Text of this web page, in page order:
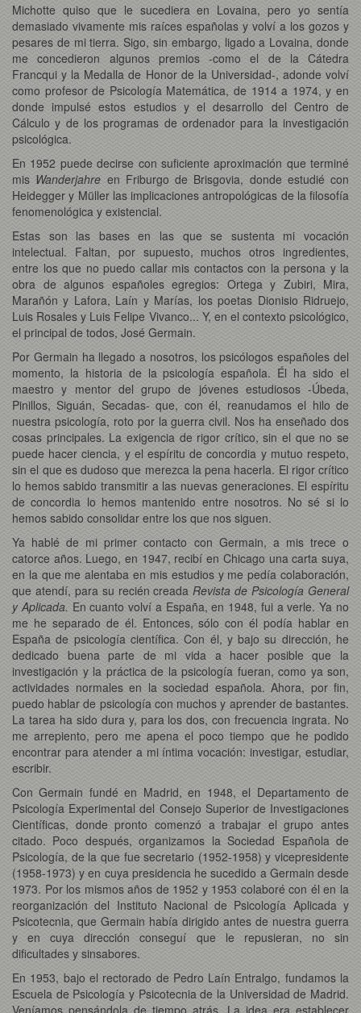
Michotte quiso que le sucediera en Lovaina, pero yo sentía
demasiado vivamente mis raíces españolas y volví a los gozos y
pesares de mi tierra. Sigo, sin embargo, ligado a Lovaina, donde
me concedieron algunos premios -como el de la Cátedra
Francqui y la Medalla de Honor de la Universidad-, adonde volví
como profesor de Psicología Matemática, de 1914 a 1974, y en
donde impulsé estos estudios y el desarrollo del Centro de
Cálculo y de los programas de ordenador para la investigación
psicológica.
En 1952 puede decirse con suficiente aproximación que terminé
mis Wanderjahre en Friburgo de Brisgovia, donde estudié con
Heidegger y Müller las implicaciones antropológicas de la filosofía
fenomenológica y existencial.
Estas son las bases en las que se sustenta mi vocación
intelectual. Faltan, por supuesto, muchos otros ingredientes,
entre los que no puedo callar mis contactos con la persona y la
obra de algunos españoles egregios: Ortega y Zubiri, Mira,
Marañón y Lafora, Laín y Marías, los poetas Dionisio Ridruejo,
Luis Rosales y Luis Felipe Vivanco... Y, en el contexto psicológico,
el principal de todos, José Germain.
Por Germain ha llegado a nosotros, los psicólogos españoles del
momento, la historia de la psicología española. Él ha sido el
maestro y mentor del grupo de jóvenes estudiosos -Úbeda,
Pinillos, Siguán, Secadas- que, con él, reanudamos el hilo de
nuestra psicología, roto por la guerra civil. Nos ha enseñado dos
cosas principales. La exigencia de rigor crítico, sin el que no se
puede hacer ciencia, y el espíritu de concordia y mutuo respeto,
sin el que es dudoso que merezca la pena hacerla. El rigor crítico
lo hemos sabido transmitir a las nuevas generaciones. El espíritu
de concordia lo hemos mantenido entre nosotros. No sé si lo
hemos sabido consolidar entre los que nos siguen.
Ya hablé de mi primer contacto con Germain, a mis trece o
catorce años. Luego, en 1947, recibí en Chicago una carta suya,
en la que me alentaba en mis estudios y me pedía colaboración,
que atendí, para su recién creadaRevista de Psicología General
y Aplicada. En cuanto volví a España, en 1948, fui a verle. Ya no
me he separado de él. Entonces, sólo con él podía hablar en
España de psicología científica. Con él, y bajo su dirección, he
dedicado buena parte de mi vida a hacer posible que la
investigación y la práctica de la psicología fueran, como ya son,
actividades normales en la sociedad española. Ahora, por fin,
puedo hablar de psicología con muchos y aprender de bastantes.
La tarea ha sido dura y, para los dos, con frecuencia ingrata. No
me arrepiento, pero me apena el poco tiempo que he podido
encontrar para atender a mi íntima vocación: investigar, estudiar,
escribir.
Con Germain fundé en Madrid, en 1948, el Departamento de
Psicología Experimental del Consejo Superior de Investigaciones
Científicas, donde pronto comenzó a trabajar el grupo antes
citado. Poco después, organizamos la Sociedad Española de
Psicología, de la que fue secretario (1952-1958) y vicepresidente
(1958-1973) y en cuya presidencia he sucedido a Germain desde
1973. Por los mismos años de 1952 y 1953 colaboré con él en la
reorganización del Instituto Nacional de Psicología Aplicada y
Psicotecnia, que Germain había dirigido antes de nuestra guerra
y en cuya dirección conseguí que le repusieran, no sin
dificultades y sinsabores.
En 1953, bajo el rectorado de Pedro Laín Entralgo, fundamos la
Escuela de Psicología y Psicotecnia de la Universidad de Madrid.
Veníamos pensándola de tiempo atrás. La idea era establecer